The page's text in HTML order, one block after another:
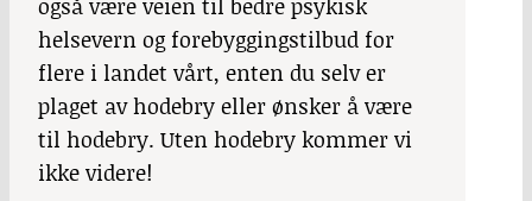
helsevern og forebyggingstilbud for
flere i landet vårt, enten du selv er
plaget av hodebry eller ønsker å være
til hodebry. Uten hodebry kommer vi
ikke videre!